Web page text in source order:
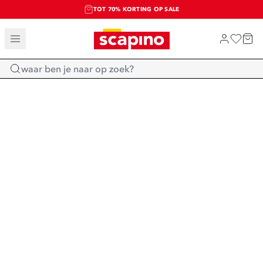
TOT 70% KORTING OP SALE
SALE: LAATSTE KANS!
SHOP NIEUW
Home